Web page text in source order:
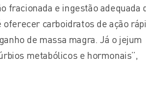
fracionada e ingestão adequada
carboidratos de ação
de massa magra. Já o jejum
metabólicos e hormonais”,